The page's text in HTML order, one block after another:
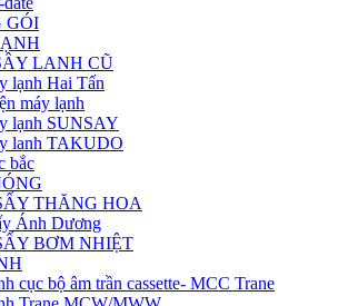
GÓI
LANH CŨ
lạnh Hai Tấn
máy lạnh
lạnh SUNSAY
lanh TAKUDO
bắc
THĂNG HOA
Ánh Dương
BƠM NHIỆT
cục bộ âm trần cassette- MCC Trane